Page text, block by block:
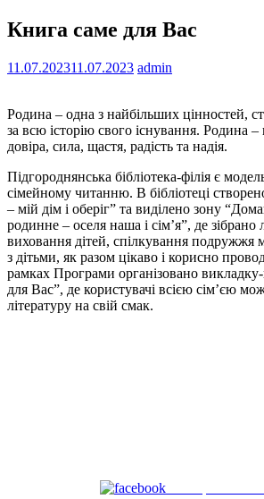
Книга саме для Вас
11.07.202311.07.2023 admin
Родина – одна з найбільших цінностей,
за всю історію свого існування. Родина –
довіра, сила, щастя, радість та надія.
Підгороднянська бібліотека-філія є
сімейному читанню. В бібліотеці
– мій дім і оберіг” та виділено зону
родинне – оселя наша і сім’я”, де зібрано
виховання дітей, спілкування подружжя
з дітьми, як разом цікаво і корисно
рамках Програми організовано
для Вас”, де користувачі всією сім’єю
літературу на свій смак.